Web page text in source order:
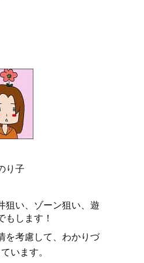
り子
狙い、ゾーン狙い、遊
もします！
を考慮して、わかりづ
います。